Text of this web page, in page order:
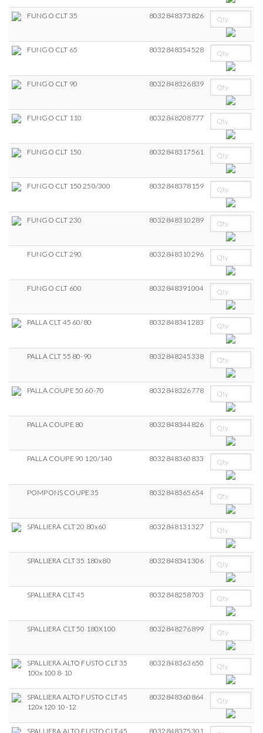
FUNGO CLT 35 8032848373826
FUNGO CLT 65 8032848354528
FUNGO CLT 90 8032848326839
FUNGO CLT 110 8032848208777
FUNGO CLT 150 8032848317561
FUNGO CLT 150 250/300 8032848378159
FUNGO CLT 230 8032848310289
FUNGO CLT 290 8032848310296
FUNGO CLT 600 8032848391004
PALLA CLT 45 60/80 8032848341283
PALLA CLT 55 80-90 8032848245338
PALLA COUPE 50 60-70 8032848326778
PALLA COUPE 80 8032848344826
PALLA COUPE 90 120/140 8032848360833
POMPONS COUPE 35 8032848365654
SPALLIERA CLT 20 80x60 8032848131327
SPALLIERA CLT 35 180x80 8032848341306
SPALLIERA CLT 45 8032848258703
SPALLIERA CLT 50 180X100 8032848276899
SPALLIERA ALTO FUSTO CLT 35
100x100 8-10
8032848363650
SPALLIERA ALTO FUSTO CLT 45
120x120 10-12
8032848360864
SPALLIERA ALTO FUSTO CLT 45 8032848375301